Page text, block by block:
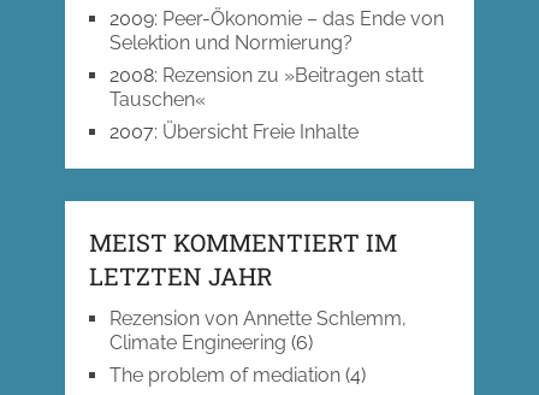
2009: Peer-Ökonomie – das Ende von
Selektion und Normierung?
2008: Rezension zu »Beitragen statt
Tauschen«
2007: Übersicht Freie Inhalte
MEIST KOMMENTIERT IM
LETZTEN JAHR
Rezension von Annette Schlemm,
Climate Engineering (6)
The problem of mediation(4)